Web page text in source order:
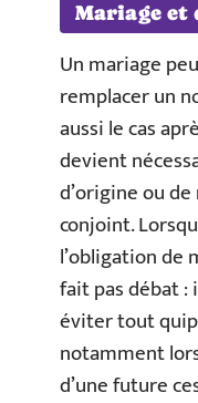
Mariage et
Un mariage
remplacer un
aussi le cas
devient
d’origine ou
conjoint.
l’obligation de
fait pas débat
éviter tout
notamment
d’une future